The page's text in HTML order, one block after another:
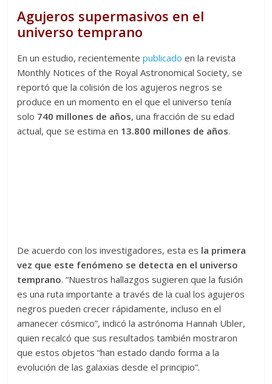
Agujeros supermasivos en el
universo temprano
En un estudio, recientementepublicado en la revista
Monthly Notices of the Royal Astronomical Society, se
reportó que la colisión de los agujeros negros se
produce en un momento en el que el universo tenía
solo 740 millones de años, una fracción de su edad
actual, que se estima en 13.800 millones de años.
De acuerdo con los investigadores, esta es la primera
vez que este fenómeno se detecta en el universo
temprano. “Nuestros hallazgos sugieren que la fusión
es una ruta importante a través de la cual los agujeros
negros pueden crecer rápidamente, incluso en el
amanecer cósmico”, indicó la astrónoma Hannah Ubler,
quien recalcó que sus resultados también mostraron
que estos objetos “han estado dando forma a la
evolución de las galaxias desde el principio”.